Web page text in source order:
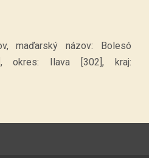
maďarský názov: Bolesó
okres: Ilava [302], kraj: